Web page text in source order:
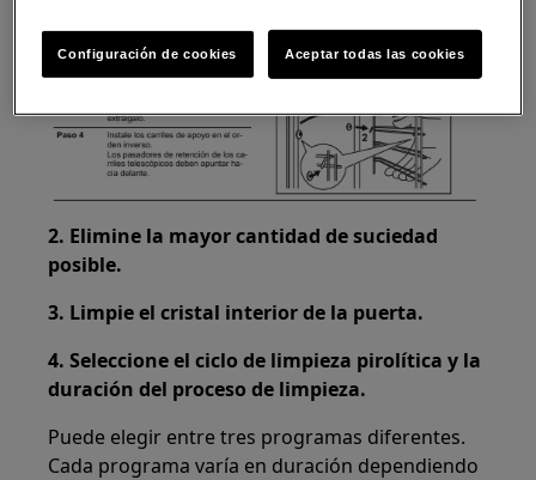
2. Elimine la mayor cantidad de suciedad
posible.
3. Limpie el cristal interior de la puerta.
4. Seleccione el ciclo de limpieza pirolítica y la
duración del proceso de limpieza.
Puede elegir entre tres programas diferentes.
Cada programa varía en duración dependiendo
Configuración de cookies Aceptar todas las cookies